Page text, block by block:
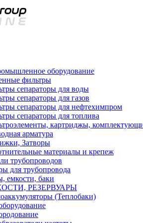
оборудование
фильтры
сепараторы для воды
сепараторы для газов
сепараторы для нефтехимпром
сепараторы для топлива
картриджы,
арматура
Затворы
материалы и крепеж
трубопроводов
для трубопровода
емкости, баки
РЕЗЕРВУАРЫ
(Теплобаки)